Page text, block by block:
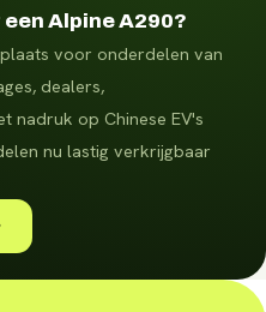
Alpine A290?
voor onderdelen van
dealers,
nadruk op Chinese EV's
nu lastig verkrijgbaar